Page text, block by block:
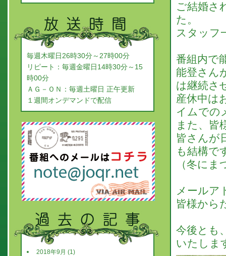
ご結婚さ
た。
スタッフ
番組内で
能登さん
は継続さ
産休中は
イムでの
また、皆
皆さんが
も結構で
（冬に
メールア
皆様から
今後とも
いたしま
毎週木曜日26時30分～27時00分
リピート：毎週金曜日14時30分～15
時00分
ＡＧ－ＯＮ：毎週土曜日 正午更新
１週間オンデマンドで配信
2018年9月 (1)